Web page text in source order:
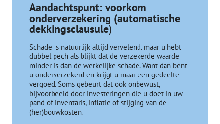
Aandachtspunt: voorkom
onderverzekering (automatische
dekkingsclausule)
Schade is natuurlijk altijd vervelend, maar u hebt
dubbel pech als blijkt dat de verzekerde waarde
minder is dan de werkelijke schade. Want dan bent
u onderverzekerd en krijgt u maar een gedeelte
vergoed. Soms gebeurt dat ook onbewust,
bijvoorbeeld door investeringen die u doet in uw
pand of inventaris, inflatie of stijging van de
(her)bouwkosten.